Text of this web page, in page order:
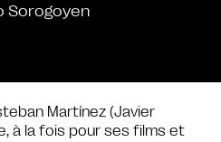
Sorogoyen
Martínez (Javier
à la fois pour ses films et